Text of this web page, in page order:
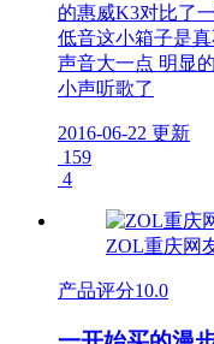
的惠威K3对比了
低音这小箱子是
声音大一点 明显
小声听歌了
2016-06-22 更新
159
4
ZOL重庆网
产品评分10.0